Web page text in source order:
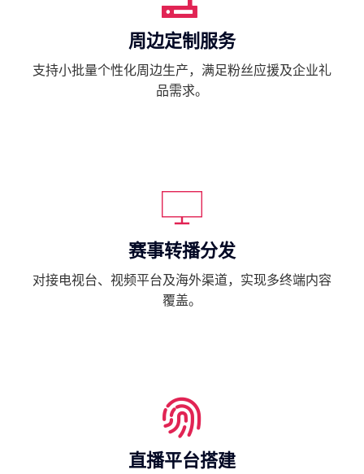
周边定制服务
支持小批量个性化周边生产，满足粉丝应援及企业礼
品需求。
赛事转播分发
对接电视台、视频平台及海外渠道，实现多终端内容
覆盖。
直播平台搭建